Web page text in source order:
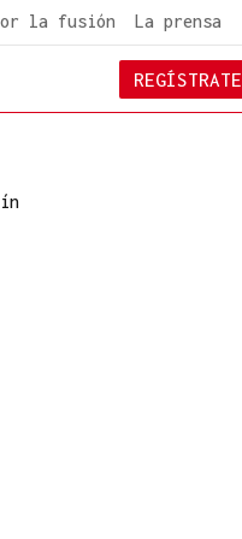
la fusión La prensa
REGÍSTRATE